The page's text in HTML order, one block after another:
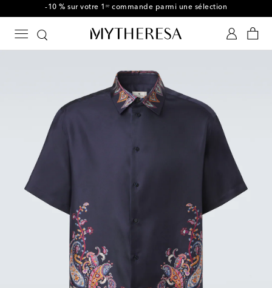
-10 % sur votre 1ʳᵉ commande parmi une sélection